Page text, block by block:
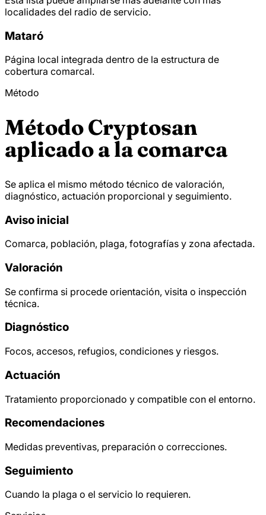
localidades del radio de servicio.
Mataró
Página local integrada dentro de la estructura de
cobertura comarcal.
Método
Método Cryptosan
aplicado a la comarca
Se aplica el mismo método técnico de valoración,
diagnóstico, actuación proporcional y seguimiento.
Aviso inicial
Comarca, población, plaga, fotografías y zona afectada.
Valoración
Se confirma si procede orientación, visita o inspección
técnica.
Diagnóstico
Focos, accesos, refugios, condiciones y riesgos.
Actuación
Tratamiento proporcionado y compatible con el entorno.
Recomendaciones
Medidas preventivas, preparación o correcciones.
Seguimiento
Cuando la plaga o el servicio lo requieren.